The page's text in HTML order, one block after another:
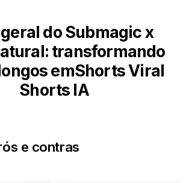
do Submagic x
transformando
emShorts Viral
Shorts IA
e contras